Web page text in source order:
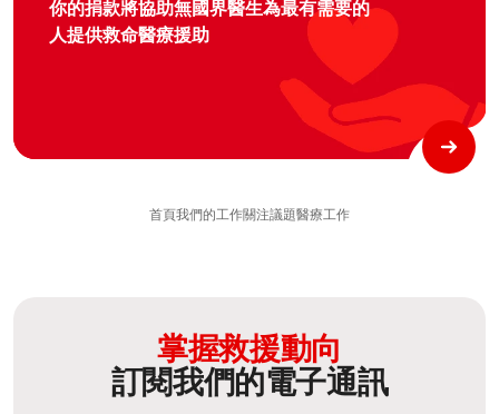
你的捐款將協助無國界醫生為最有需要的
人提供救命醫療援助
首頁我們的工作關注議題醫療工作
掌握救援動向
訂閱我們的電子通訊